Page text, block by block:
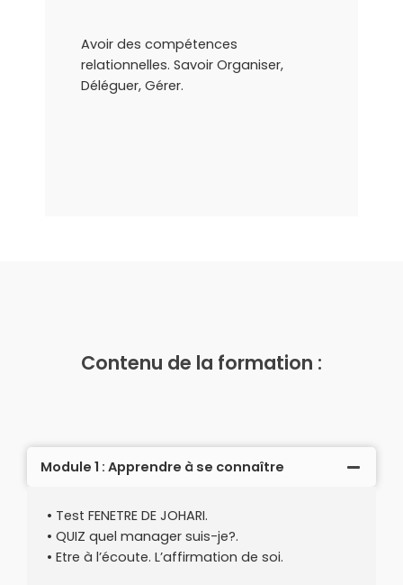
Avoir des compétences
relationnelles. Savoir Organiser,
Déléguer, Gérer.
Contenu de la formation :
Module 1 : Apprendre à se connaître
• Test FENETRE DE JOHARI.
• QUIZ quel manager suis-je?.
• Etre à l’écoute. L’affirmation de soi.